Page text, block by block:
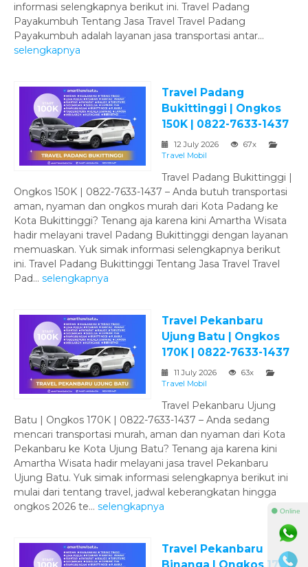
informasi selengkapnya berikut ini. Travel Padang
Payakumbuh Tentang Jasa Travel Travel Padang
Payakumbuh adalah layanan jasa transportasi antar...
selengkapnya
Travel Padang
Bukittinggi | Ongkos
150K | 0822-7633-1437
12 July 2026
67x
Travel Mobil
Travel Padang Bukittinggi |
Ongkos 150K | 0822-7633-1437 – Anda butuh transportasi
aman, nyaman dan ongkos murah dari Kota Padang ke
Kota Bukittinggi? Tenang aja karena kini Amartha Wisata
hadir melayani travel Padang Bukittinggi dengan layanan
memuaskan. Yuk simak informasi selengkapnya berikut
ini. Travel Padang Bukittinggi Tentang Jasa Travel Travel
Pad... selengkapnya
Travel Pekanbaru
Ujung Batu | Ongkos
170K | 0822-7633-1437
11 July 2026
63x
Travel Mobil
Travel Pekanbaru Ujung
Batu | Ongkos 170K | 0822-7633-1437 – Anda sedang
mencari transportasi murah, aman dan nyaman dari Kota
Pekanbaru ke Kota Ujung Batu? Tenang aja karena kini
Amartha Wisata hadir melayani jasa travel Pekanbaru
Ujung Batu. Yuk simak informasi selengkapnya berikut ini
mulai dari tentang travel, jadwal keberangkatan hingga
ongkos 2026 te... selengkapnya
Travel Pekanbaru
⚫ Online